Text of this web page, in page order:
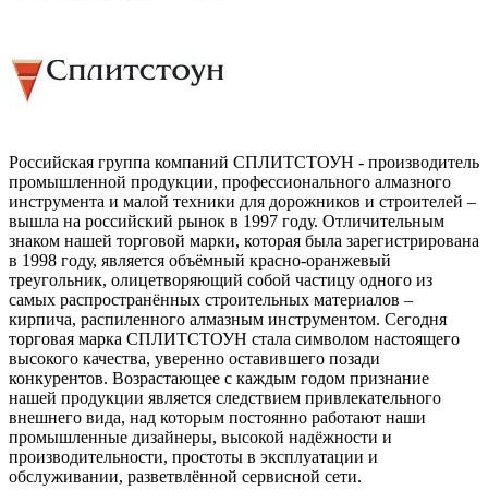
Российская группа компаний СПЛИТСТОУН - производитель
промышленной продукции, профессионального алмазного
инструмента и малой техники для дорожников и строителей –
вышла на российский рынок в 1997 году. Отличительным
знаком нашей торговой марки, которая была зарегистрирована
в 1998 году, является объёмный красно-оранжевый
треугольник, олицетворяющий собой частицу одного из
самых распространённых строительных материалов –
кирпича, распиленного алмазным инструментом. Сегодня
торговая марка СПЛИТСТОУН стала символом настоящего
высокого качества, уверенно оставившего позади
конкурентов. Возрастающее с каждым годом признание
нашей продукции является следствием привлекательного
внешнего вида, над которым постоянно работают наши
промышленные дизайнеры, высокой надёжности и
производительности, простоты в эксплуатации и
обслуживании, разветвлённой сервисной сети.